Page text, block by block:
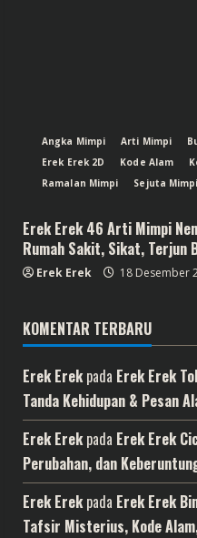
Angka Mimpi Arti Mimpi
Erek Erek 2D
Kode Alam
Ramalan Mimpi
Sejuta Mimpi
Erek Erek 46 Arti Mimpi
Rumah Sakit, Sikat, Terjun
Erek Erek 18 Desember
KOMENTAR TERBARU
Erek Erekpada Erek Erek
Tanda Kehidupan & Pesan
Erek Erekpada Erek Erek
Perubahan, dan
Erek Erekpada Erek Erek
Tafsir Misterius, Kode